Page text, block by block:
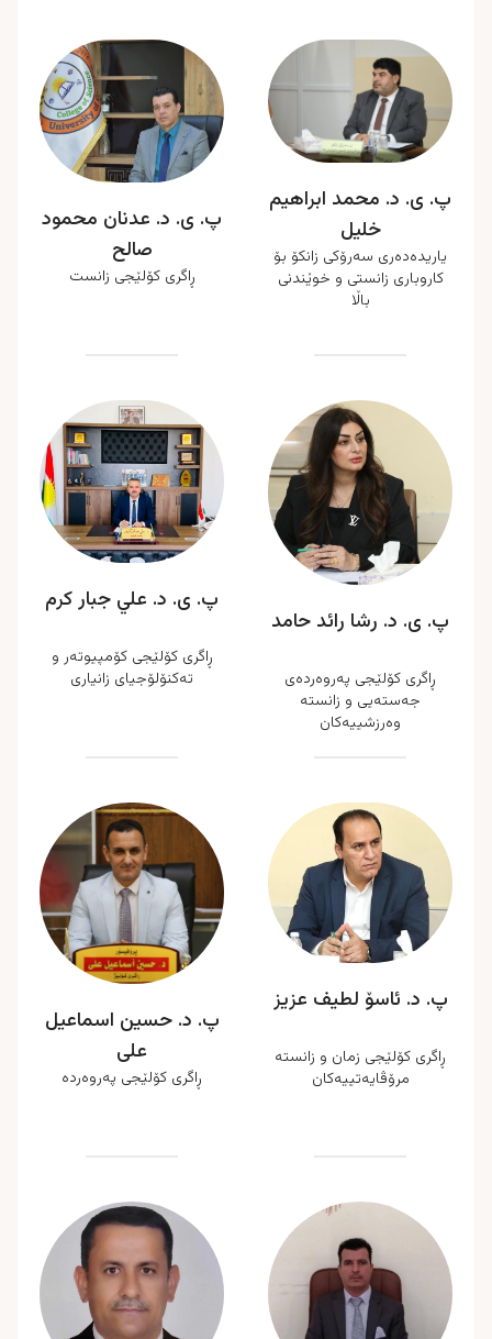
پ. ی. د. محمد ابراهیم
خلیل
یاریدەدەری سەرۆکی زانکۆ بۆ
کاروباری زانستی و خوێندنی
باڵا
پ. ی. د. عدنان محمود
صالح
ڕاگری کۆلێجی زانست
پ. ی. د. رشا رائد حامد
ڕاگری کۆلێجی پەروەردەی
جەستەیی و زانستە
وەرزشییەکان
پ. ی. د. علي جبار کرم
ڕاگری کۆلێجی کۆمپیوتەر و
تەکنۆلۆجیای زانیاری
پ. د. ئاسۆ لطیف عزیز
ڕاگری کۆلێجی زمان و زانستە
مرۆڤایەتییەکان
پ. د. حسين اسماعيل
على
ڕاگری کۆلێجی پەروەردە